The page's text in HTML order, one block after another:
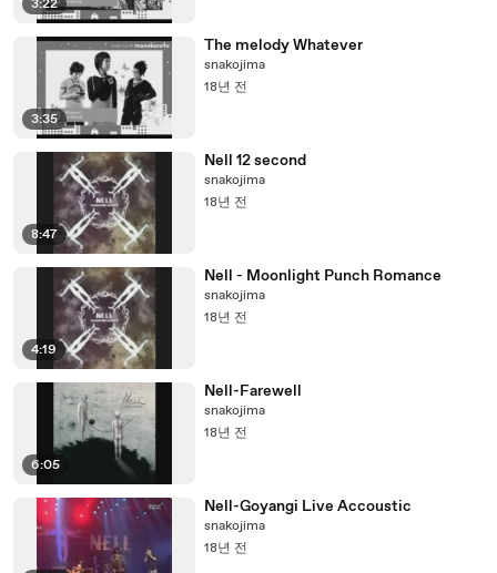
3:22
3:35
The melody Whatever
snakojima
18년 전
8:47
Nell 12 second
snakojima
18년 전
4:19
Nell - Moonlight Punch Romance
snakojima
18년 전
6:05
Nell-Farewell
snakojima
18년 전
Nell-Goyangi Live Accoustic
snakojima
18년 전